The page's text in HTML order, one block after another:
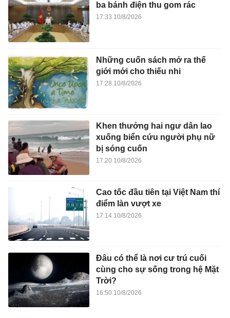
ba bánh điện thu gom rác
17:33 10/8/2026
Những cuốn sách mở ra thế
giới mới cho thiếu nhi
17:28 10/8/2026
Khen thưởng hai ngư dân lao
xuống biển cứu người phụ nữ
bị sóng cuốn
17:20 10/8/2026
Cao tốc đầu tiên tại Việt Nam thí
điểm làn vượt xe
17:14 10/8/2026
Đâu có thể là nơi cư trú cuối
cùng cho sự sống trong hệ Mặt
Trời?
16:50 10/8/2026